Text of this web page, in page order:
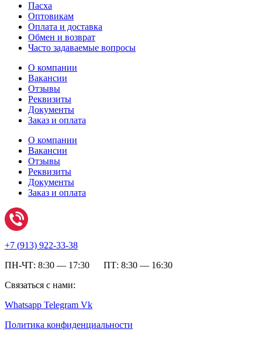
Пасха
Оптовикам
Оплата и доставка
Обмен и возврат
Часто задаваемые вопросы
О компании
Вакансии
Отзывы
Реквизиты
Документы
Заказ и оплата
О компании
Вакансии
Отзывы
Реквизиты
Документы
Заказ и оплата
+7 (913) 922-33-38
ПН-ЧТ: 8:30 — 17:30 ПТ: 8:30 — 16:30
Связаться с нами:
Whatsapp Telegram Vk
Политика конфиденциальности